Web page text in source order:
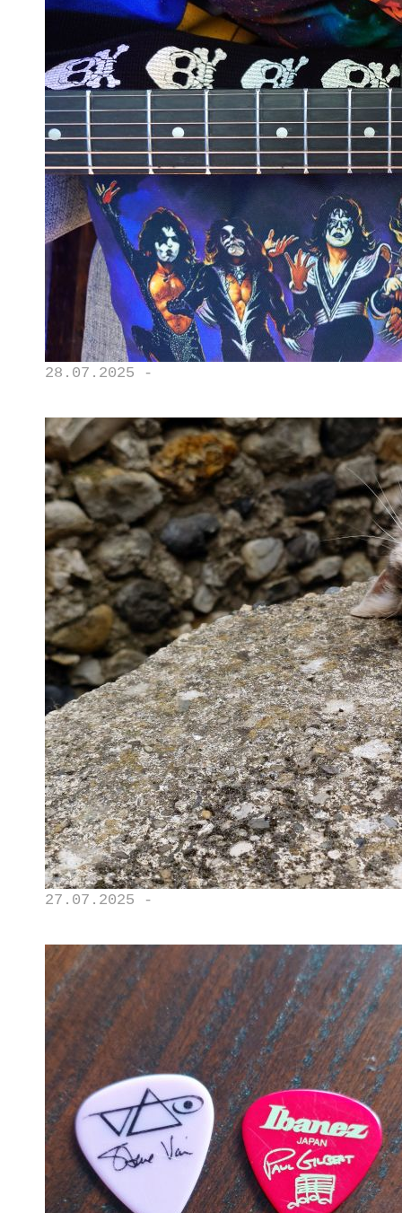
28.07.2025 -
27.07.2025 -